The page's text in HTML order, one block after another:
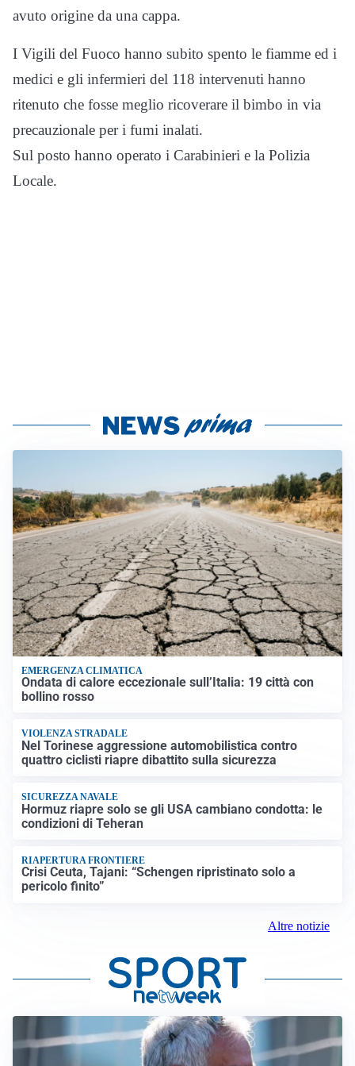
avuto origine da una cappa.
I Vigili del Fuoco hanno subito spento le fiamme ed i
medici e gli infermieri del 118 intervenuti hanno
ritenuto che fosse meglio ricoverare il bimbo in via
precauzionale per i fumi inalati.
Sul posto hanno operato i Carabinieri e la Polizia
Locale.
EMERGENZA CLIMATICA
Ondata di calore eccezionale sull’Italia: 19 città con
bollino rosso
VIOLENZA STRADALE
Nel Torinese aggressione automobilistica contro
quattro ciclisti riapre dibattito sulla sicurezza
SICUREZZA NAVALE
Hormuz riapre solo se gli USA cambiano condotta: le
condizioni di Teheran
RIAPERTURA FRONTIERE
Crisi Ceuta, Tajani: “Schengen ripristinato solo a
pericolo finito”
Altre notizie